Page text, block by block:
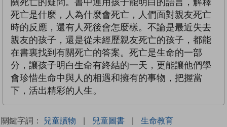
死亡是什麼，人為什麼會死亡，人們面對親友死亡
時的反應，還有人死後會怎麼樣。不論是最近失去
親友的孩子，還是從未經歷親友死亡的孩子，都能
在書裏找到有關死亡的答案。死亡是生命的一部
分，讓孩子明白生命有終結的一天，更能讓他們學
會珍惜生命中與人的相遇和擁有的事物，把握當
下，活出精彩的人生。
關鍵字詞： 兒童讀物 | 兒童圖書 | 生命教育